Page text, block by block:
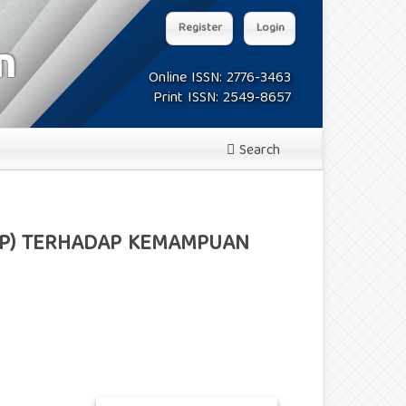
Online ISSN: 2776-3463
Print ISSN: 2549-8657
Search
Register Login
TERHADAP KEMAMPUAN